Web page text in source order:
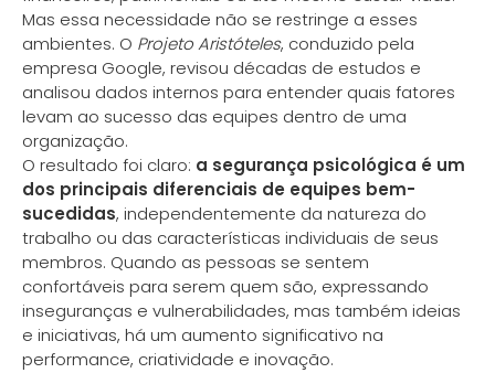
Mas essa necessidade não se restringe a esses
ambientes. O Projeto Aristóteles, conduzido pela
empresa Google, revisou décadas de estudos e
analisou dados internos para entender quais fatores
levam ao sucesso das equipes dentro de uma
organização.
O resultado foi claro: a segurança psicológica é um
dos principais diferenciais de equipes bem-
sucedidas, independentemente da natureza do
trabalho ou das características individuais de seus
membros. Quando as pessoas se sentem
confortáveis para serem quem são, expressando
inseguranças e vulnerabilidades, mas também ideias
e iniciativas, há um aumento significativo na
performance, criatividade e inovação.